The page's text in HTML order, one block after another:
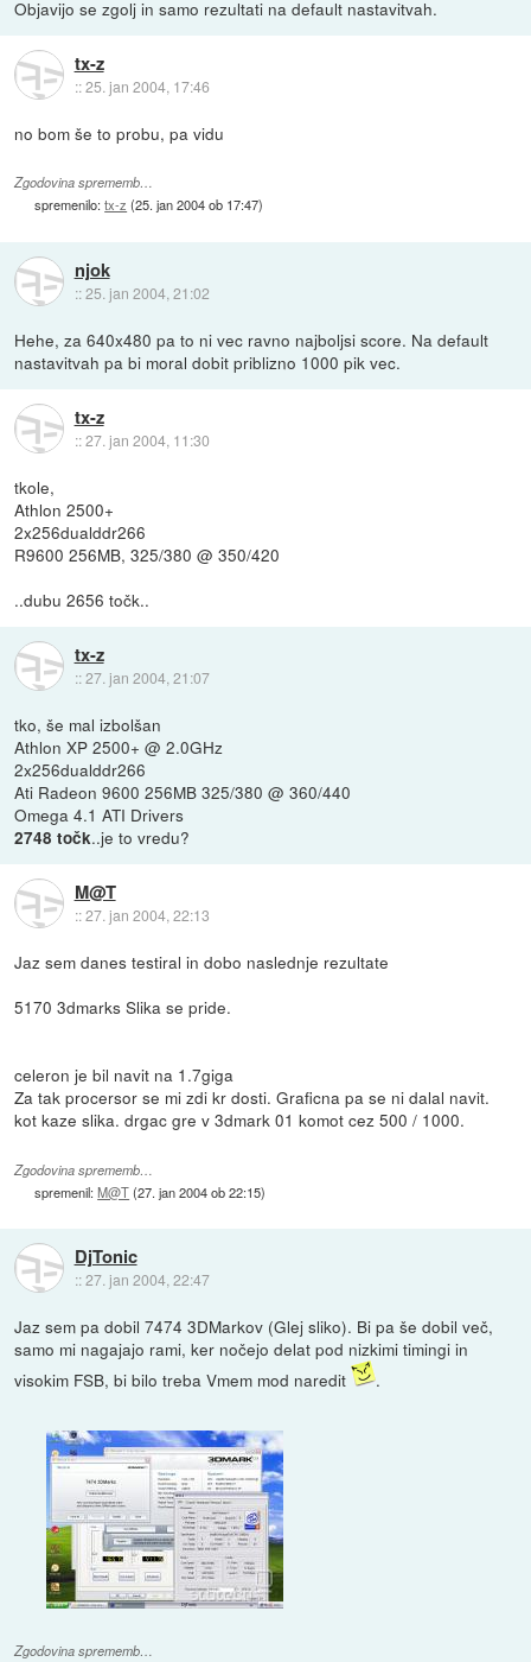
Objavijo se zgolj in samo rezultati na default nastavitvah.
tx-z
::25. jan 2004, 17:46
no bom še to probu, pa vidu
Zgodovina sprememb…
spremenilo:tx-z (25. jan 2004 ob 17:47)
njok
::25. jan 2004, 21:02
Hehe, za 640x480 pa to ni vec ravno najboljsi score. Na default
nastavitvah pa bi moral dobit priblizno 1000 pik vec.
tx-z
::27. jan 2004, 11:30
tkole,
Athlon 2500+
2x256dualddr266
R9600 256MB, 325/380 @ 350/420
..dubu 2656 točk..
tx-z
::27. jan 2004, 21:07
tko, še mal izbolšan
Athlon XP 2500+ @ 2.0GHz
2x256dualddr266
Ati Radeon 9600 256MB 325/380 @ 360/440
Omega 4.1 ATI Drivers
2748 točk..je to vredu?
M@T
::27. jan 2004, 22:13
Jaz sem danes testiral in dobo naslednje rezultate
5170 3dmarks Slika se pride.
celeron je bil navit na 1.7giga
Za tak procersor se mi zdi kr dosti. Graficna pa se ni dalal navit.
kot kaze slika. drgac gre v 3dmark 01 komot cez 500 / 1000.
Zgodovina sprememb…
spremenil:M@T(27. jan 2004 ob 22:15)
DjTonic
::27. jan 2004, 22:47
Jaz sem pa dobil 7474 3DMarkov (Glej sliko). Bi pa še dobil več,
samo mi nagajajo rami, ker nočejo delat pod nizkimi timingi in
visokim FSB, bi bilo treba Vmem mod naredit
.
Zgodovina sprememb…